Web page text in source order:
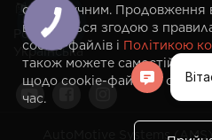
сайт зручним. Продовження
вважається згодою з
cookie-файлів і Політикою
також можете самостійно
щодо cookie-файлів у своєму
час.
МОВА
Російська
Українська
AutoMotive Systems